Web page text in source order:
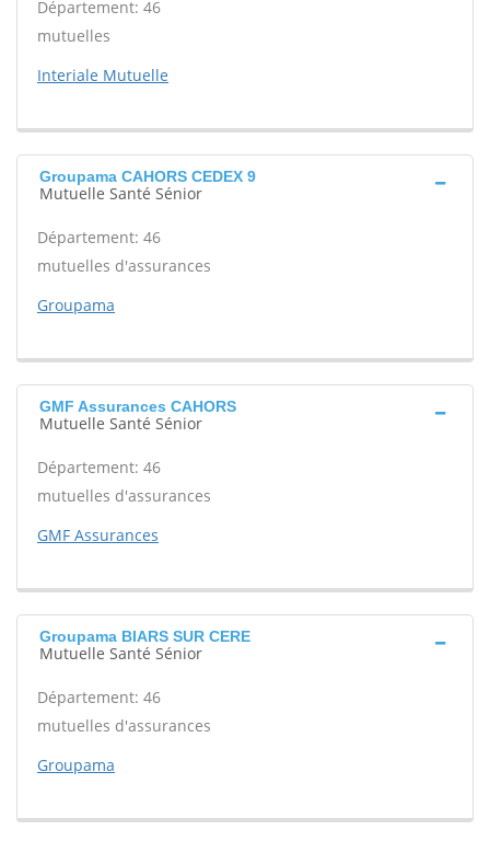
Département: 46
mutuelles
Interiale Mutuelle
Groupama CAHORS CEDEX 9
Mutuelle Santé Sénior
Département: 46
mutuelles d'assurances
Groupama
GMF Assurances CAHORS
Mutuelle Santé Sénior
Département: 46
mutuelles d'assurances
GMF Assurances
Groupama BIARS SUR CERE
Mutuelle Santé Sénior
Département: 46
mutuelles d'assurances
Groupama